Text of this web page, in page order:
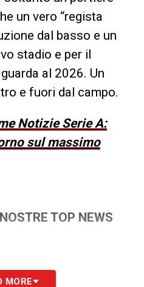
un vero “regista
dal basso e un
stadio e per il
al 2026. Un
e fuori dal campo.
Notizie Serie A:
sul massimo
TOP NEWS
MORE